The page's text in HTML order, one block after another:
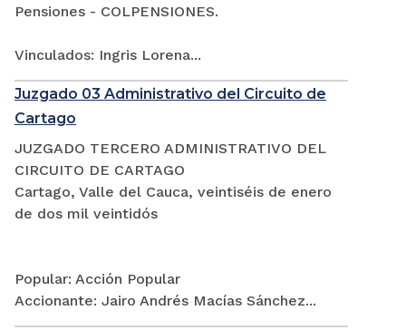
Pensiones - COLPENSIONES.
Vinculados: Ingris Lorena...
Juzgado 03 Administrativo del Circuito de
Cartago
JUZGADO TERCERO ADMINISTRATIVO DEL
CIRCUITO DE CARTAGO
Cartago, Valle del Cauca, veintiséis de enero
de dos mil veintidós
Popular: Acción Popular
Accionante: Jairo Andrés Macías Sánchez...